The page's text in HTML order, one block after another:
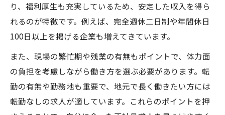
り、福利厚生も充実しているため、安定した収入を得ら
れるのが特徴です。例えば、完全週休二日制や年間休日
100日以上を掲げる企業も増えてきています。
また、現場の繁忙期や残業の有無もポイントで、体力面
の負担を考慮しながら働き方を選ぶ必要があります。転
勤の有無や勤務地も重要で、地元で長く働きたい方には
転勤なしの求人が適しています。これらのポイントを押